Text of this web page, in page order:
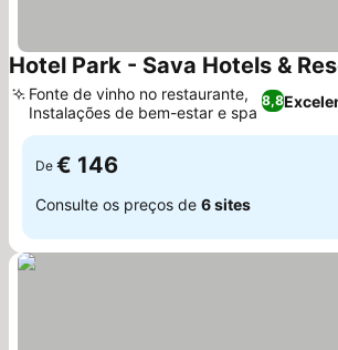
Hotel Park - Sava Hotels &
8,8
Fonte de vinho no restaurante,
Instalações de bem-estar e spa
De € 146
Consulte os preços de 6 sites